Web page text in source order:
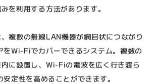
を利用する方法があります。
複数の無線LAN機器が網目状につながり
をWi-Fiでカバーできるシステム。複数の
に設置し、Wi-Fiの電波を広く行き渡ら
定性を高めることができます。